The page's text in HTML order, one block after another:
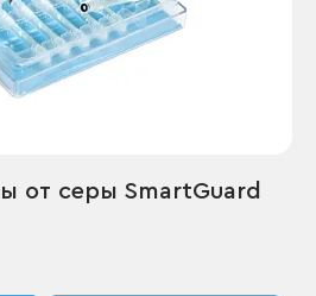
от серы SmartGuard